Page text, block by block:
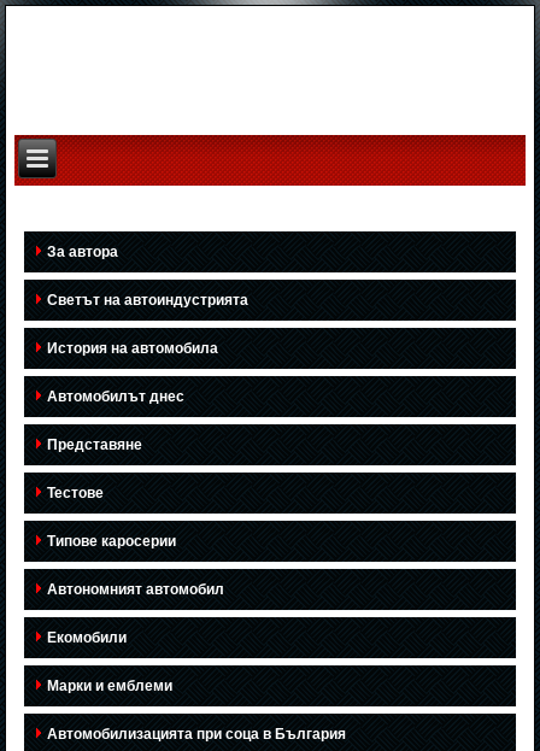
За автора
Светът на автоиндустрията
История на автомобила
Автомобилът днес
Представяне
Тестове
Типове каросерии
Автономният автомобил
Екомобили
Марки и емблеми
Автомобилизацията при соца в България